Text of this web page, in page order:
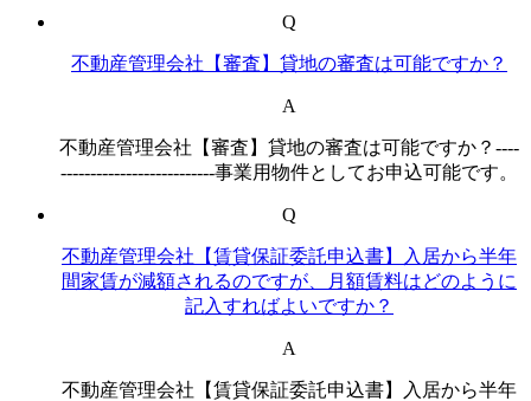
Q
不動産管理会社【審査】貸地の審査は可能ですか？
A
不動産管理会社【審査】貸地の審査は可能ですか？----
--------------------------事業用物件としてお申込可能です。
Q
不動産管理会社【賃貸保証委託申込書】入居から半年
間家賃が減額されるのですが、月額賃料はどのように
記入すればよいですか？
A
不動産管理会社【賃貸保証委託申込書】入居から半年